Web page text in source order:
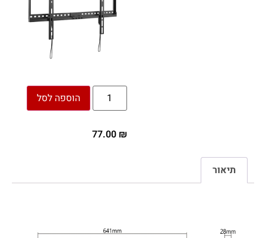
הוספה לסל
₪
תיאור